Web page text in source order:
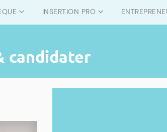
INSERTION PRO
candidater